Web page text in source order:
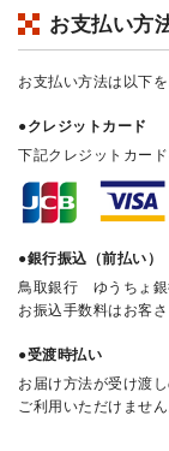
お支払い方
お支払い方法は以下
●クレジットカード
下記クレジットカー
●銀行振込（前払い）
鳥取銀行 ゆうちょ銀
お振込手数料はお客
●受渡時払い
お届け方法が受け渡
ご利用いただけません